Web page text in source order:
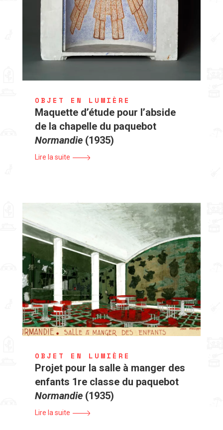
OBJET EN LUMIÈRE
Maquette d’étude pour l’abside
de la chapelle du paquebot
Normandie (1935)
Lire la suite
OBJET EN LUMIÈRE
Projet pour la salle à manger des
enfants 1re classe du paquebot
Normandie (1935)
Lire la suite